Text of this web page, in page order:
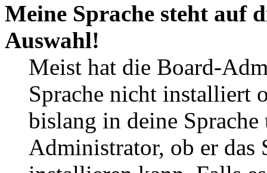
Meine Sprache steht auf
Auswahl!
Meist hat die Board-
Sprache nicht installiert
bislang in deine
Administrator, ob er das